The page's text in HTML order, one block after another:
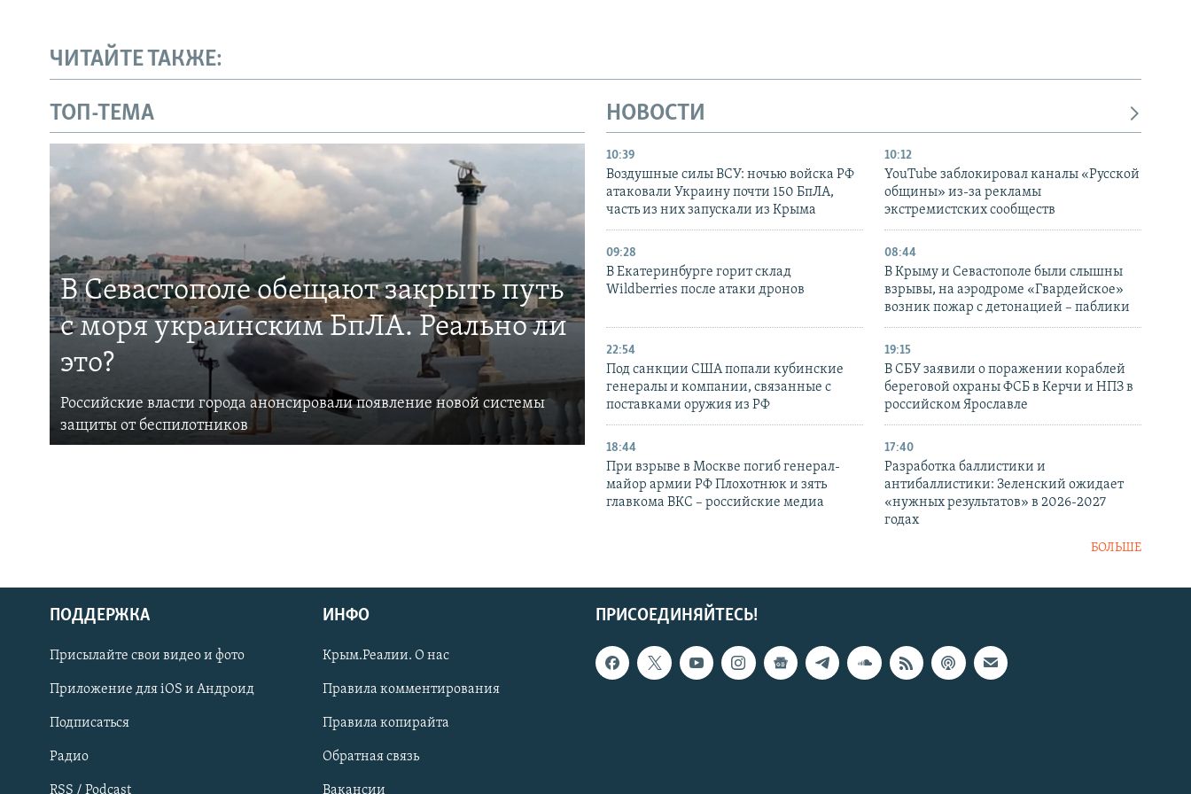
Українською
Qırımtatar
ПРИСОЕДИНЯЙТЕСЬ!
ЧИТАЙТЕ ТАКЖЕ:
ТОП-ТЕМА
В Севастополе обещают закрыть путь
с моря украинским БпЛА. Реально ли
это?
Российские власти города анонсировали появление новой системы
защиты от беспилотников
НОВОСТИ
10:39
Воздушные силы ВСУ: ночью войска РФ
атаковали Украину почти 150 БпЛА,
часть из них запускали из Крыма
10:12
YouTube заблокировал каналы «Русской
общины» из-за рекламы
экстремистских сообществ
09:28
В Екатеринбурге горит склад
Wildberries после атаки дронов
08:44
В Крыму и Севастополе были слышны
взрывы, на аэродроме «Гвардейское»
возник пожар с детонацией – паблики
22:54
Под санкции США попали кубинские
генералы и компании, связанные с
поставками оружия из РФ
19:15
В СБУ заявили о поражении кораблей
береговой охраны ФСБ в Керчи и НПЗ в
российском Ярославле
18:44
При взрыве в Москве погиб генерал-
майор армии РФ Плохотнюк и зять
главкома ВКС – российские медиа
17:40
Разработка баллистики и
антибаллистики: Зеленский ожидает
«нужных результатов» в 2026-2027
годах
БОЛЬШЕ
ПРИСОЕДИНЯЙТЕСЬ!
ПОДДЕРЖКА
Присылайте свои видео и фото
Приложение для iOS и Андроид
Подписаться
Радио
RSS / Podcast
ИНФО
Крым.Реалии. О нас
Правила комментирования
Правила копирайта
Обратная связь
Вакансии